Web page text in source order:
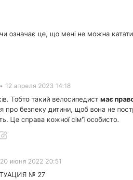
означає це, що мені не можна
• 12 апреля 2023 14:18
Тобто такий велосипедист має
про безпеку дитини, щоб вона не
Це справа кожної сім'ї особисто.
20 июня 2022 20:51
№ 27